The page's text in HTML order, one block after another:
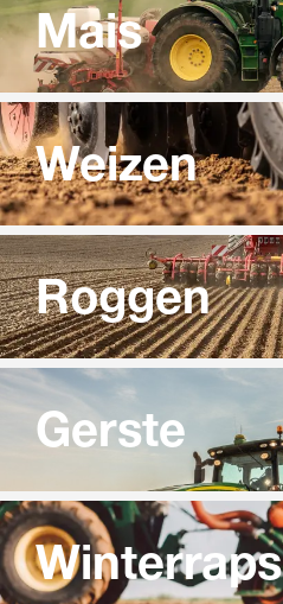
Mais
Weizen
Roggen
Gerste
Winterraps